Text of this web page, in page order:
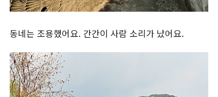
동네는 조용했어요. 간간이 사람 소리가 났어요.